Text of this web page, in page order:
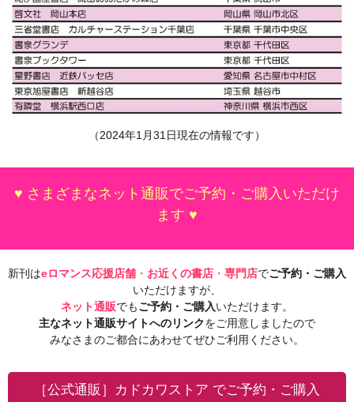
（2024年1月31日現在の情報です）
♥ さまざまなネット通販でご予約・ご購入いただけ
ます ♥
新刊はeロマンス応援店舗 ・ お近くの書店 ・ 専門店でご予約・ご購入
いただけますが、
ネット通販でもご予約・ご購入いただけます。
主なネット通販サイトへのリンクをご用意しましたので
みなさまのご都合にあわせてぜひご利用ください。
［公式通販］カドカワストア でご予約・ご購入